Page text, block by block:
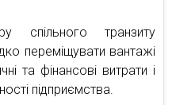
спільного транзиту
переміщувати вантажі
та фінансові витрати і
підприємства.